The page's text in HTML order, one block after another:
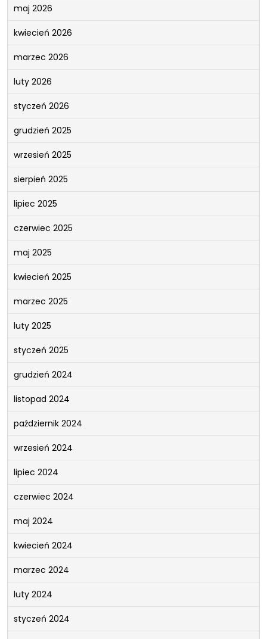
maj 2026
kwiecień 2026
marzec 2026
luty 2026
styczeń 2026
grudzień 2025
wrzesień 2025
sierpień 2025
lipiec 2025
czerwiec 2025
maj 2025
kwiecień 2025
marzec 2025
luty 2025
styczeń 2025
grudzień 2024
listopad 2024
październik 2024
wrzesień 2024
lipiec 2024
czerwiec 2024
maj 2024
kwiecień 2024
marzec 2024
luty 2024
styczeń 2024